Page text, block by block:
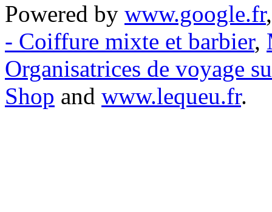
Powered by www.google.fr
- Coiffure mixte et barbier,
Organisatrices de voyage
Shop and www.lequeu.fr.